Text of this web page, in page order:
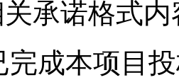
承诺格式
完成本项目